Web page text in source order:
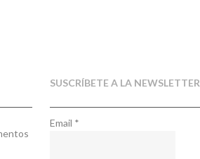
SUSCRÍBETE A LA NEWSLETTER
Email *